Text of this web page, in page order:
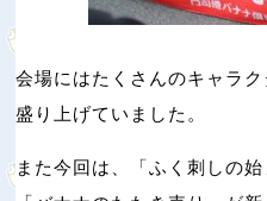
会場にはたくさんのキャラ
盛り上げていました。
また今回は、「ふく刺しの